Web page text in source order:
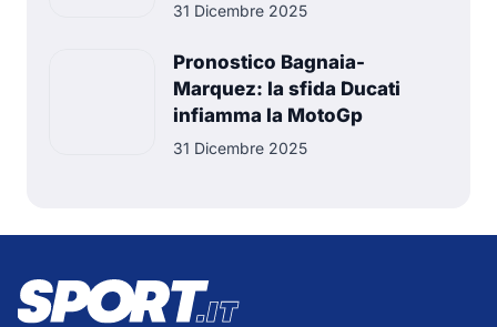
31 Dicembre 2025
Pronostico Bagnaia-
Marquez: la sfida Ducati
infiamma la MotoGp
31 Dicembre 2025